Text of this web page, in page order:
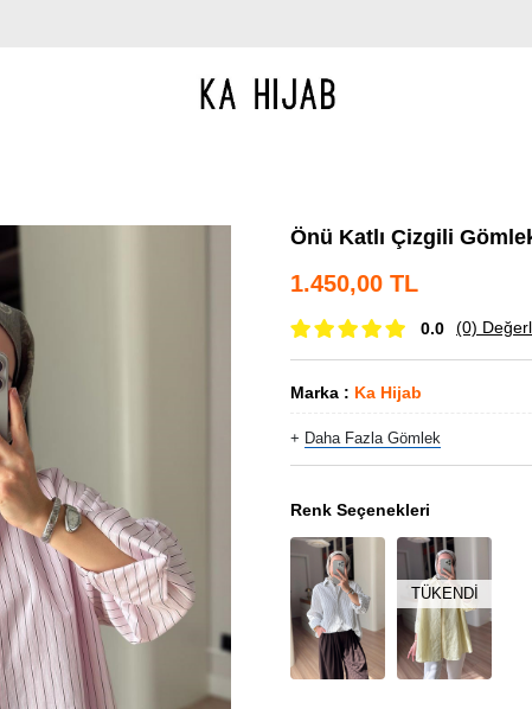
Önü Katlı Çizgili
1.450,00 TL
0.0 (0)
Marka : Ka Hijab
+ Daha Fazla Gömlek
Renk Seçenekleri
TÜKENDI